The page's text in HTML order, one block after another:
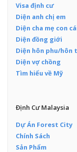
Visa định cư
Diện anh chị em
Diện cha mẹ con
Diện đồng giới
Diện hôn phu/hôn
Diện vợ chồng
Tìm hiểu về Mỹ
Định Cư Malaysia
Dự Án Forest City
Chính Sách
Sản Phẩm